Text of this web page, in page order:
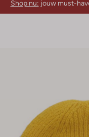
Shop nu: jouw must-